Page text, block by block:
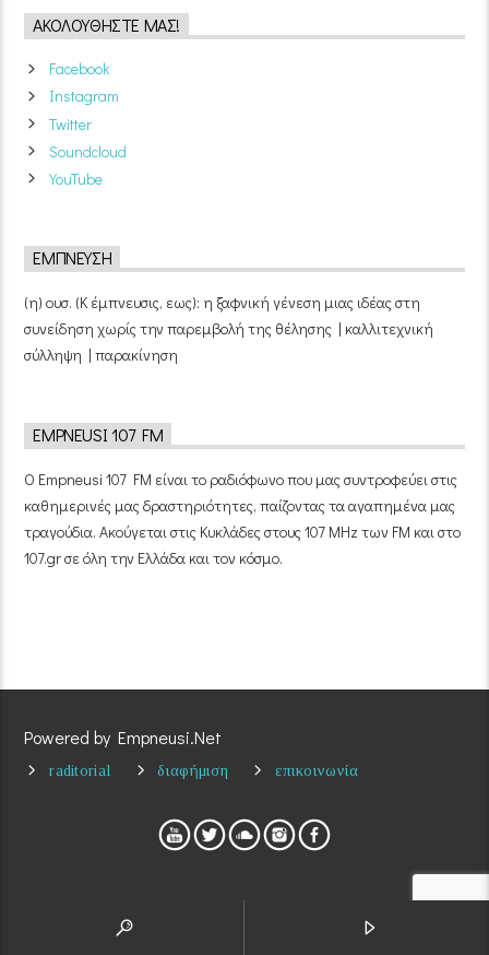
ΑΚΟΛΟΥΘΉΣΤΕ ΜΑΣ!
Facebook
Instagram
Twitter
Soundcloud
YouTube
ΈΜΠΝΕΥΣΗ
(η) ουσ. (Κ έμπνευσις, εως): η ξαφνική γένεση μιας ιδέας στη
συνείδηση χωρίς την παρεμβολή της θέλησης | καλλιτεχνική
σύλληψη | παρακίνηση
EMPNEUSI 107 FM
Ο Empneusi 107 FM είναι το ραδιόφωνο που μας συντροφεύει στις
καθημερινές μας δραστηριότητες, παίζοντας τα αγαπημένα μας
τραγούδια. Ακούγεται στις Κυκλάδες στους 107 MHz των FM και στο
107.gr σε όλη την Ελλάδα και τον κόσμο.
Powered by Empneusi.Net
raditorial διαφήμιση επικοινωνία